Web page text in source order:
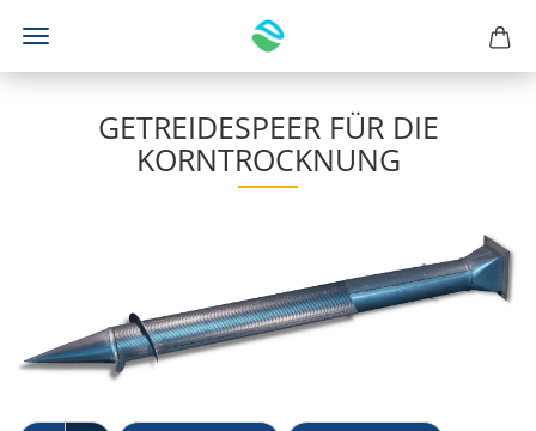
GETREIDESPEER FÜR DIE
KORNTROCKNUNG